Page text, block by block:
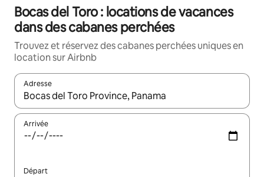
Bocas del Toro : locations de vacances
dans des cabanes perchées
Trouvez et réservez des cabanes perchées uniques en
location sur Airbnb
Adresse
Lorsque les résultats s'affichent, utilisez les flèches vers le
Arrivée
Départ